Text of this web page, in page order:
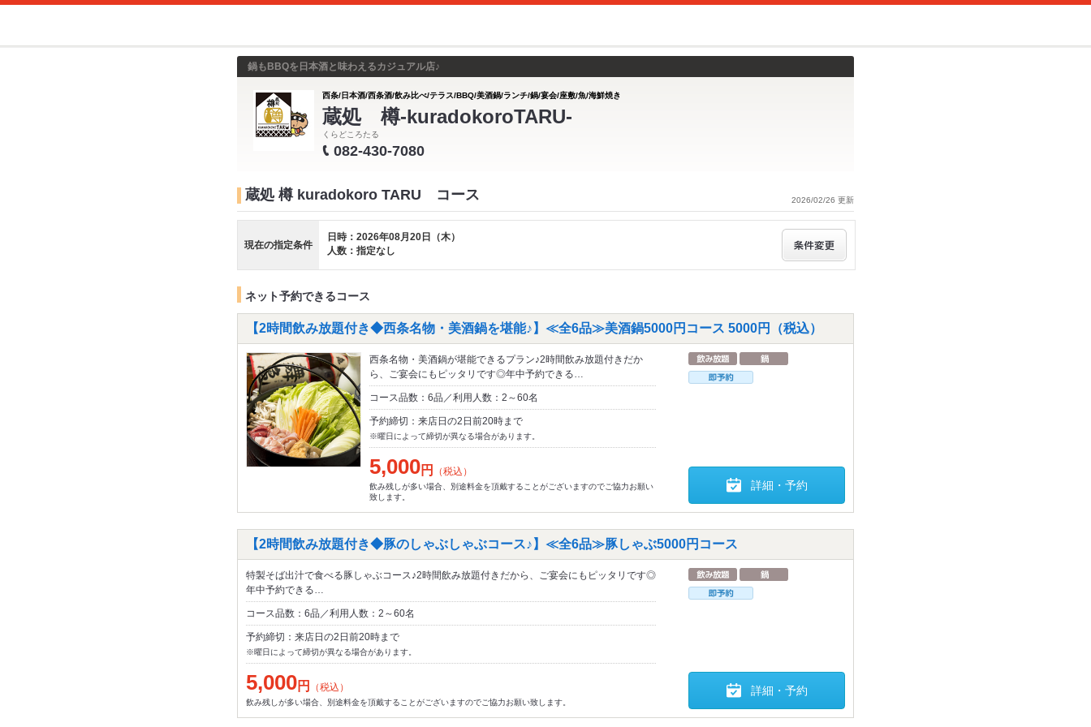
鍋もBBQを日本酒と味わえるカジュアル店♪
西条/日本酒/西条酒/飲み比べ/テラス/BBQ/美酒鍋/ランチ/鍋/宴会/座敷/魚/海鮮焼き
蔵処 樽-kuradokoroTARU-
くらどころたる
082-430-7080
2026/02/26 更新
蔵処 樽 kuradokoro TARU コース
現在の指定条件
日時：2026年08月20日（木）
人数：指定なし
ネット予約できるコース
【2時間飲み放題付き◆西条名物・美酒鍋を堪能♪】≪全6品≫美酒鍋5000円コース 5000円（税込）
西条名物・美酒鍋が堪能できるプラン♪2時間飲み放題付きだか
ら、ご宴会にもピッタリです◎年中予約できる…
コース品数：6品／利用人数：2～60名
予約締切：来店日の2日前20時まで
※曜日によって締切が異なる場合があります。
5,000円 （税込）
飲み残しが多い場合、別途料金を頂戴することがございますのでご協力お願い
致します。
詳細・予約
【2時間飲み放題付き◆豚のしゃぶしゃぶコース♪】≪全6品≫豚しゃぶ5000円コース
特製そば出汁で食べる豚しゃぶコース♪2時間飲み放題付きだから、ご宴会にもピッタリです◎
年中予約できる…
コース品数：6品／利用人数：2～60名
予約締切：来店日の2日前20時まで
※曜日によって締切が異なる場合があります。
5,000円 （税込）
飲み残しが多い場合、別途料金を頂戴することがございますのでご協力お願い致します。
詳細・予約